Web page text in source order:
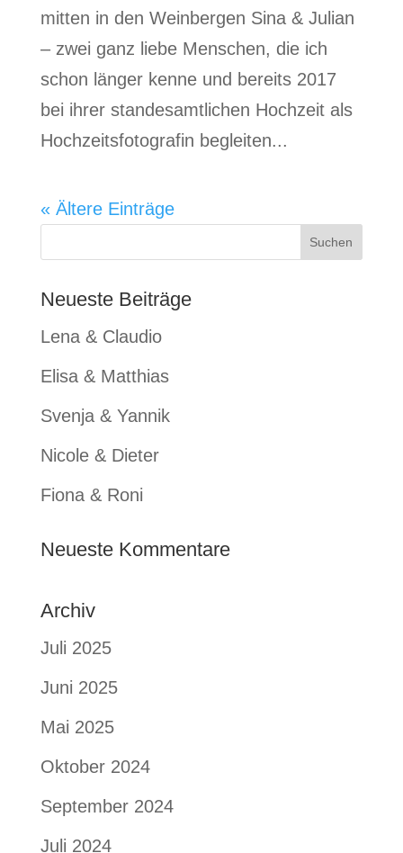
mitten in den Weinbergen Sina & Julian
– zwei ganz liebe Menschen, die ich
schon länger kenne und bereits 2017
bei ihrer standesamtlichen Hochzeit als
Hochzeitsfotografin begleiten...
« Ältere Einträge
Neueste Beiträge
Lena & Claudio
Elisa & Matthias
Svenja & Yannik
Nicole & Dieter
Fiona & Roni
Neueste Kommentare
Archiv
Juli 2025
Juni 2025
Mai 2025
Oktober 2024
September 2024
Juli 2024